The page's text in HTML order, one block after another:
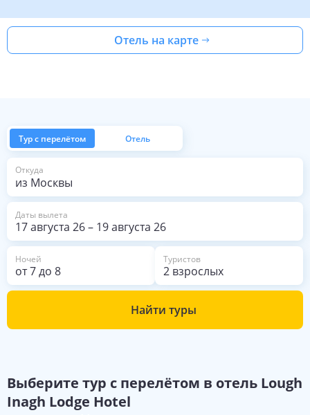
Отель на карте
Тур с перелётом Отель
Откуда
из Москвы
Даты вылета
17 августа 26– 19 августа 26
Ночей
от7до 8
Туристов
2 взрослых
Найти туры
Выберите тур с перелётом в отель Lough
Inagh Lodge Hotel